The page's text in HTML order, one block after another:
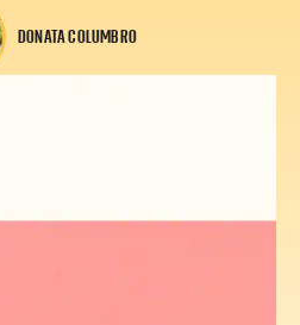
DONATA COLUMBRO